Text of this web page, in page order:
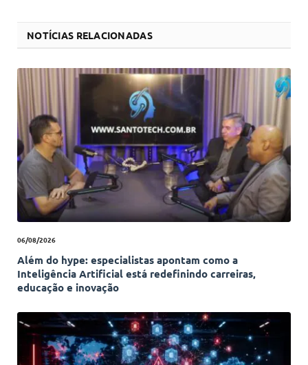
NOTÍCIAS RELACIONADAS
06/08/2026
Além do hype: especialistas apontam como a
Inteligência Artificial está redefinindo carreiras,
educação e inovação